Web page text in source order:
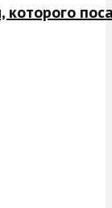
которого